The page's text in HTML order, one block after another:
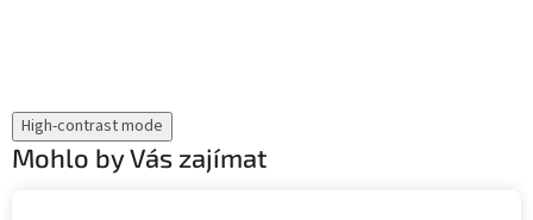
High-contrast mode
Mohlo by Vás zajímat